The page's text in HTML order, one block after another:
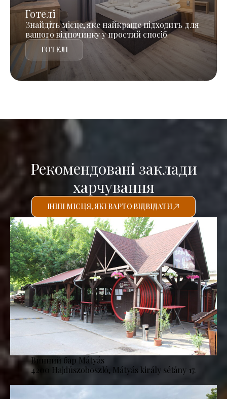
Готелі
Знайдіть місце, яке найкраще підходить для
вашого відпочинку у простий спосіб
ГОТЕЛІ
Рекомендовані заклади
харчування
ІНШІ МІСЦЯ, ЯКІ ВАРТО ВІДВІДАТИ
Винний бар Mátyás
4200 Hajdúszoboszló, Mátyás király sétány 17.